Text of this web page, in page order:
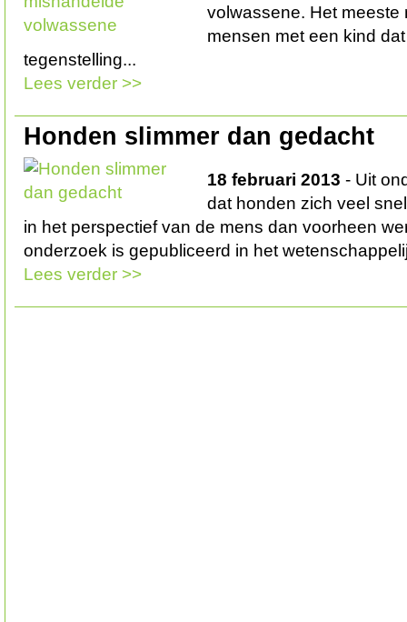
volwassene. Het meeste
mensen met een kind
tegenstelling...
Lees verder >>
Honden slimmer dan gedacht
18 februari 2013 - Uit
dat honden zich veel
in het perspectief van de mens dan voorheen
onderzoek is gepubliceerd in het
Lees verder >>